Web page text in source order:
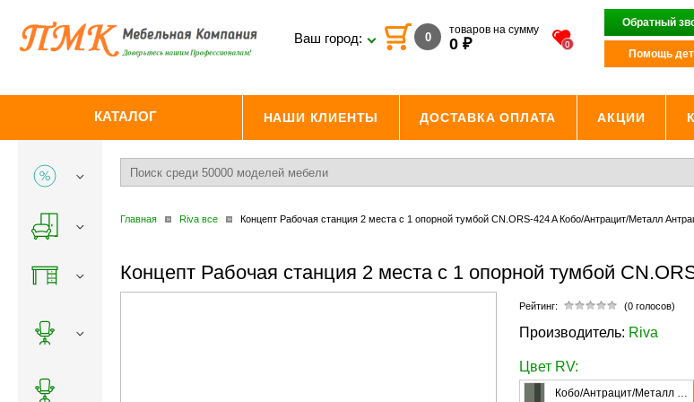
Ваш город: 0
товаров на сумму
0₽ 0
Обратный
Помощь
КАТАЛОГ НАШИ КЛИЕНТЫ ДОСТАВКА ОПЛАТА АКЦИИ
Главная Riva все Концепт Рабочая станция 2 места с 1 опорной тумбой CN.ORS-424 A Кобо/Антрацит/Металл
Концепт Рабочая станция 2 места с 1 опорной тумбой
Рейтинг: (0 голосов)
Производитель: Riva
Цвет RV:
Кобо/Антрацит/Металл Антрацит